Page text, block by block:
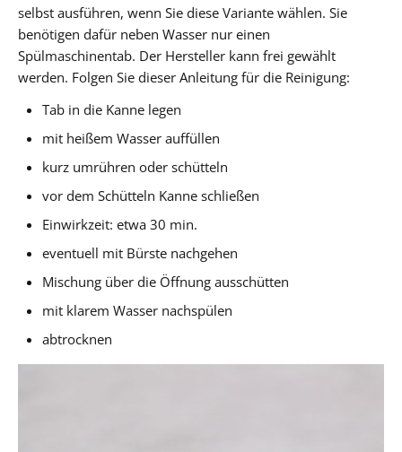
selbst ausführen, wenn Sie diese Variante wählen. Sie
benötigen dafür neben Wasser nur einen
Spülmaschinentab. Der Hersteller kann frei gewählt
werden. Folgen Sie dieser Anleitung für die Reinigung:
Tab in die Kanne legen
mit heißem Wasser auffüllen
kurz umrühren oder schütteln
vor dem Schütteln Kanne schließen
Einwirkzeit: etwa 30 min.
eventuell mit Bürste nachgehen
Mischung über die Öffnung ausschütten
mit klarem Wasser nachspülen
abtrocknen